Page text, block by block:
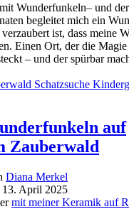
Wunderfunkeln– und
begleitet mich ein
ist, dass meine
Einen Ort, der die Magie
– und der spürbar
auf
Zauberwald
Diana Merkel
13. April 2025
mit meiner Keramik auf